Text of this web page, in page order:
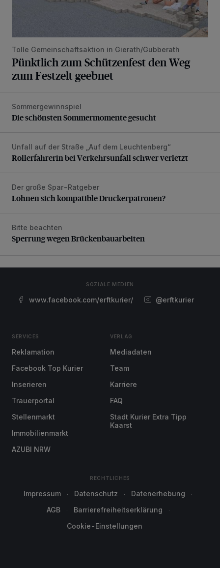
Tolle Gemeinschaftsaktion in Gierath/Gubberath
Pünktlich zum Schützenfest den Weg
zum Festzelt geebnet
Die schönsten Sommermomente gesucht
Sommergewinnspiel
Die schönsten Sommermomente gesucht
Rollerfahrerin bei Verkehrsunfall schwer verletzt
Unfall auf der Straße „Auf dem Leuchtenberg“
Rollerfahrerin bei Verkehrsunfall schwer verletzt
Lohnen sich kompatible Druckerpatronen?
Der große Spar-Ratgeber
Lohnen sich kompatible Druckerpatronen?
Sperrung wegen Brückenbauarbeiten
Bitte beachten
Sperrung wegen Brückenbauarbeiten
SOZIALE MEDIEN
www.facebook.com/erftkurier/ @erftkurier
SERVICES
Reklamation
Facebook Top Kurier
Inserieren
Trauerportal
Stellenmarkt
Immobilienmarkt
AZUBI NRW
VERLAG
Mediadaten
Team
Karriere
FAQ
Stadt Kurier Extra Tipp
Kaarst
RECHTLICHES
Impressum Datenschutz
Datenerhebung
AGB
Barrierefreiheitserklärung
Cookie-Einstellungen